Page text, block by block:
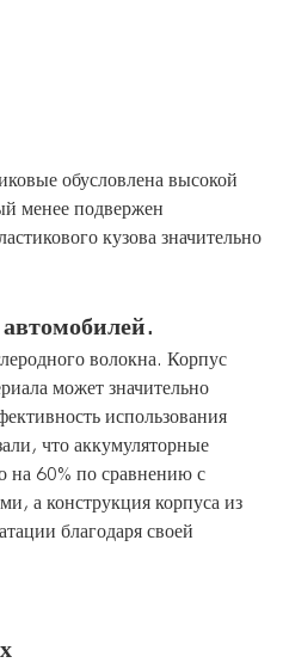
обусловлена ​​высокой
менее подвержен
кузова значительно
волокна. Корпус
может значительно
использования
что аккумуляторные
на 60% по сравнению с
а конструкция корпуса из
благодаря своей